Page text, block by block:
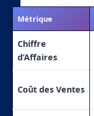
Métrique
Chiffre
d’Affaires
Coût des Ventes